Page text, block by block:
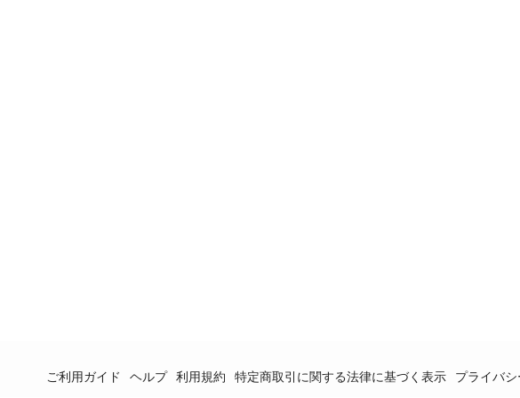
ご利用ガイド ヘルプ 利用規約 特定商取引に関する法律に基づく表示 プライバ